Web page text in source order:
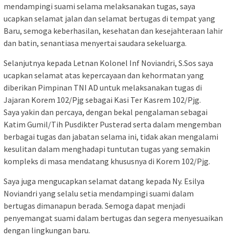
mendampingi suami selama melaksanakan tugas, saya
ucapkan selamat jalan dan selamat bertugas di tempat yang
Baru, semoga keberhasilan, kesehatan dan kesejahteraan lahir
dan batin, senantiasa menyertai saudara sekeluarga.
Selanjutnya kepada Letnan Kolonel Inf Noviandri, S.Sos saya
ucapkan selamat atas kepercayaan dan kehormatan yang
diberikan Pimpinan TNI AD untuk melaksanakan tugas di
Jajaran Korem 102/Pjg sebagai Kasi Ter Kasrem 102/Pjg.
Saya yakin dan percaya, dengan bekal pengalaman sebagai
Katim Gumil/Tih Pusdikter Pusterad serta dalam mengemban
berbagai tugas dan jabatan selama ini, tidak akan mengalami
kesulitan dalam menghadapi tuntutan tugas yang semakin
kompleks di masa mendatang khususnya di Korem 102/Pjg.
Saya juga mengucapkan selamat datang kepada Ny. Esilya
Noviandri yang selalu setia mendampingi suami dalam
bertugas dimanapun berada. Semoga dapat menjadi
penyemangat suami dalam bertugas dan segera menyesuaikan
dengan lingkungan baru.